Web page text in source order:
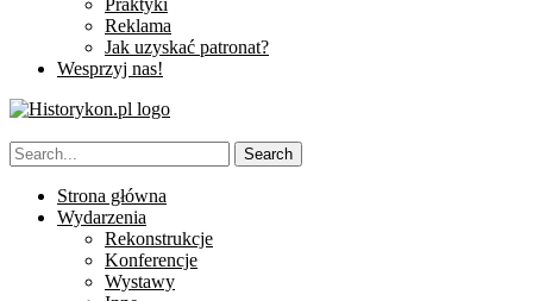
Praktyki
Reklama
Jak uzyskać patronat?
Wesprzyj nas!
Strona główna
Wydarzenia
Rekonstrukcje
Konferencje
Wystawy